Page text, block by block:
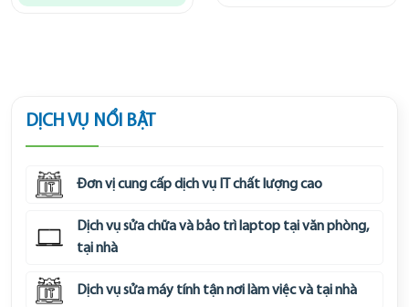
DỊCH VỤ NỔI BẬT
Đơn vị cung cấp dịch vụ IT chất lượng cao
Dịch vụ sửa chữa và bảo trì laptop tại văn phòng,
tại nhà
Dịch vụ sửa máy tính tận nơi làm việc và tại nhà